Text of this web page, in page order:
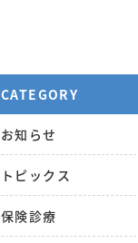
CATEGORY
お知らせ
トピックス
保険診療